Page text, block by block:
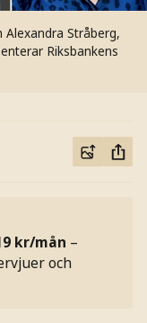
Stråberg,
Riksbankens
kr/mån –
och